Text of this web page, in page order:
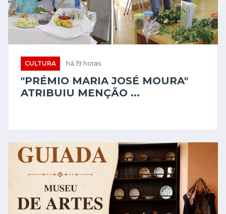
CULTURA há 19 horas
"PRÉMIO MARIA JOSÉ MOURA"
ATRIBUIU MENÇÃO ...